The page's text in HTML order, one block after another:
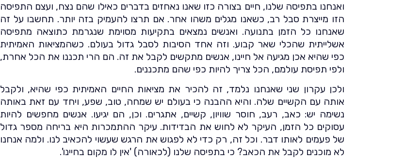
ואנחנו בתפיסה שלנו, חיים בצורה כזו שאנו נאחזים בדברים כאילו שהם נצח, ועצם התפיסה
הזו מייצרת סבל רב, כשאנו מגלים משהו אחר. אם תרצו להעמיק בזה יותר. תחשבו על זה
שאנחנו כל הזמן בתנועה. ואנשים נמצאים בתקיעות מסוימת שנגרמת כתוצאה מתפיסה
אשלייתית שהכלי שאר קבוע. וזה אחד הסיבות לסבל גדול בעולם. כשהמציאות האמיתית
כפי שהיא אכן מגיעה אל חיינו, אנשים מתקשים לקבל את זה. הם הרי תכננו את הכל אחרת,
ולפי תפיסת עולמם, הכל צריך להיות כפי שהם מתכננים.
ולכן עקרון שני שאנחנו נלמד, זה להכיר את מציאות החיים האמיתית כפי שהיא, ולקבל
אותה עם הקשיים שלה. והיא ההבנה כי בעולם יש שמחה, טוב, שפע, ויחד עם זאת באותה
נשימה יש: כאב, רעב, חוסר שוויון, קשיים, אתגרים. וכן, הם יגיעו. אנשים מחפשים להיות
עסוקים כל הזמן, העיקר לא לחוש את הבדידות. עיקר ההתמכרות היא בריחה מספר גדול
של פעמים לאותו דבר. וכל זה, רק כדי לא לפגוש את הרגש שעשוי להכאיב לנו. ולמה אנחנו
לא מוכנים לקבל את הכאב? כי בתפיסה שלנו (לכאורה) 'אין לו מקום בחיינו'.